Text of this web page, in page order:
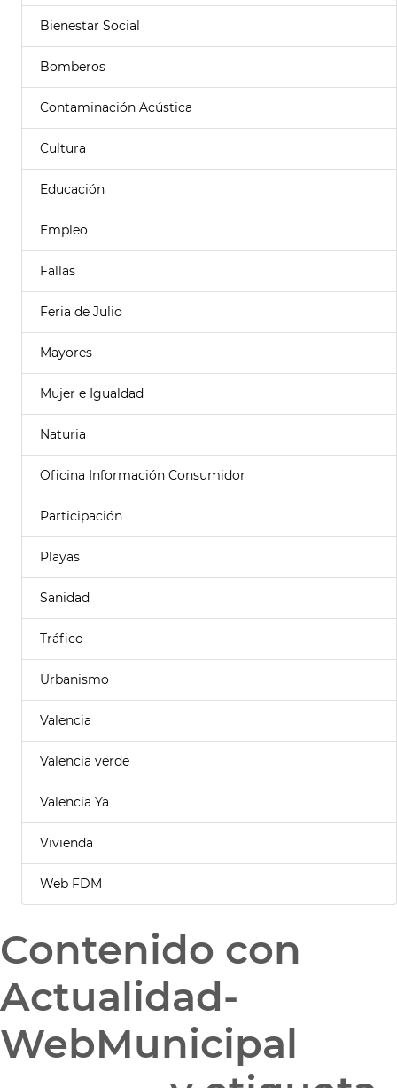
Bienestar Social
Bomberos
Contaminación Acústica
Cultura
Educación
Empleo
Fallas
Feria de Julio
Mayores
Mujer e Igualdad
Naturia
Oficina Información Consumidor
Participación
Playas
Sanidad
Tráfico
Urbanismo
Valencia
Valencia verde
Valencia Ya
Vivienda
Web FDM
Contenido con
Actualidad-
WebMunicipal